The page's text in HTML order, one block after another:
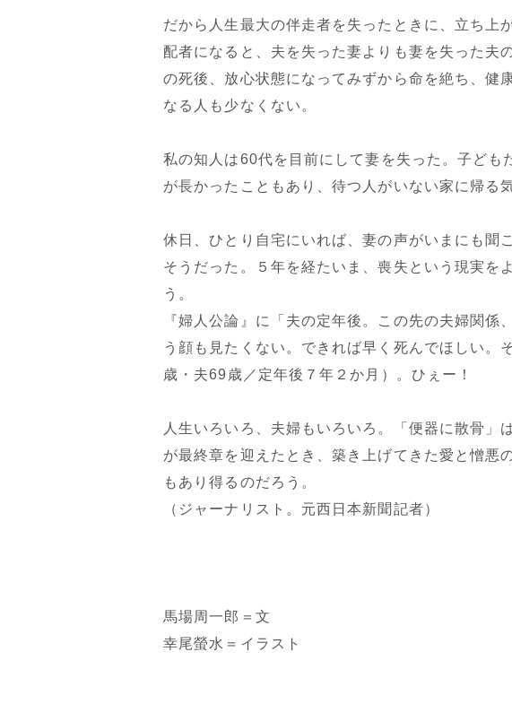
だから人生最大の伴走者を失ったときに、立ち上
配者になると、夫を失った妻よりも妻を失った夫
の死後、放心状態になってみずから命を絶ち、健
なる人も少なくない。
私の知人は60代を目前にして妻を失った。子ども
が長かったこともあり、待つ人がいない家に帰る
休日、ひとり自宅にいれば、妻の声がいまにも聞
そうだった。５年を経たいま、喪失という現実を
う。
『婦人公論』に「夫の定年後。この先の夫婦関係
う顔も見たくない。できれば早く死んでほしい。
歳・夫69歳／定年後７年２か月）。ひぇー！
人生いろいろ、夫婦もいろいろ。「便器に散骨」
が最終章を迎えたとき、築き上げてきた愛と憎悪
もあり得るのだろう。
（ジャーナリスト。元西日本新聞記者）
馬場周一郎＝文
幸尾螢水＝イラスト